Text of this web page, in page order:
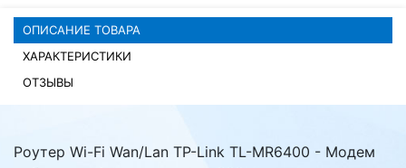
ОПИСАНИЕ ТОВАРА
ХАРАКТЕРИСТИКИ
ОТЗЫВЫ
Роутер Wi-Fi Wan/Lan TP-Link TL-MR6400 - Модем